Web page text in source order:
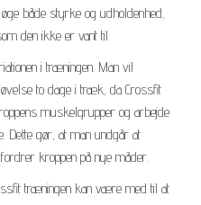
både styrke og udholdenhed,
den ikke er vant til.
i træningen. Man vil
to dage i træk, da Crossfit
muskelgrupper og arbejde
gør, at man undgår at
kroppen på nye måder.
træningen kan være med til at